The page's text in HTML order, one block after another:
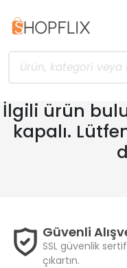
İlgili ürün
kapalı.
Güvenli
SSL güvenlik
çıkartın.